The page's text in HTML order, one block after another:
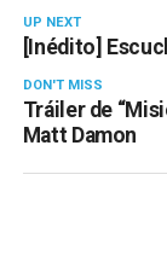
UP NEXT
[Inédito]
DON'T MISS
Tráiler de
Matt Damon